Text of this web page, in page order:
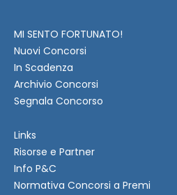
MI SENTO FORTUNATO!
Nuovi Concorsi
In Scadenza
Archivio Concorsi
Segnala Concorso
Links
Risorse e Partner
Info P&C
Normativa Concorsi a Premi